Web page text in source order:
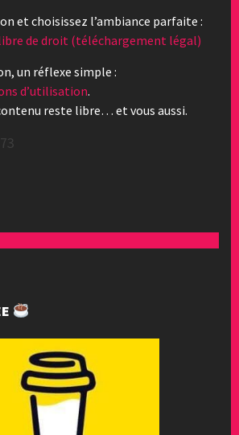
et choisissez l’ambiance parfaite :
de droit (téléchargement légal)
un réflexe simple :
d’utilisation.
reste libre… et vous aussi.
73